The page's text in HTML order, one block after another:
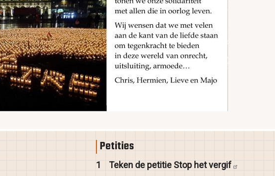
Petities
1Teken de petitie Stop hetvergif